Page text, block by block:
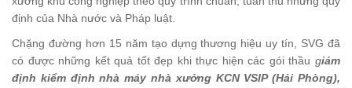
định của Nhà nước và Pháp luật.
Chặng đường hơn 15 năm tạo dựng thương hiệu uy tín, SVG đã
có được những kết quả tốt đẹp khi thực hiện các gói thầu giám
định kiểm định nhà máy nhà xưởng KCN VSIP (Hải Phòng),